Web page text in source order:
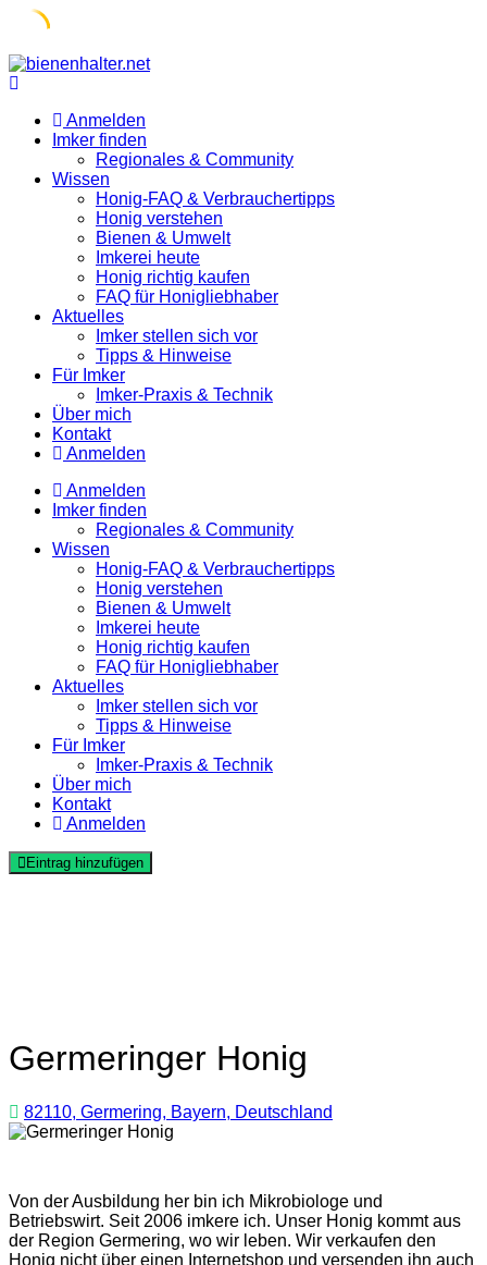
Skip
to
Anmelden
Imker finden
Regionales & Community
Wissen
Honig-FAQ & Verbrauchertipps
Honig verstehen
Bienen & Umwelt
Imkerei heute
Honig richtig kaufen
FAQ für Honigliebhaber
Aktuelles
Imker stellen sich vor
Tipps & Hinweise
Für Imker
Imker-Praxis & Technik
Über mich
Kontakt
Anmelden
Anmelden
Imker finden
Regionales & Community
Wissen
Honig-FAQ & Verbrauchertipps
Honig verstehen
Bienen & Umwelt
Imkerei heute
Honig richtig kaufen
FAQ für Honigliebhaber
Aktuelles
Imker stellen sich vor
Tipps & Hinweise
Für Imker
Imker-Praxis & Technik
Über mich
Kontakt
Anmelden
Eintrag hinzufügen
Germeringer Honig
82110, Germering, Bayern, Deutschland
Von der Ausbildung her bin ich Mikrobiologe und
Betriebswirt. Seit 2006 imkere ich. Unser Honig kommt aus
der Region Germering, wo wir leben. Wir verkaufen den
Honig nicht über einen Internetshop und versenden ihn auch